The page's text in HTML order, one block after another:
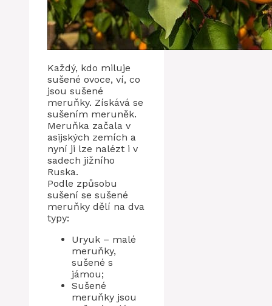
Každý, kdo miluje
sušené ovoce, ví, co
jsou sušené
meruňky. Získává se
sušením meruněk.
Meruňka začala v
asijských zemích a
nyní ji lze nalézt i v
sadech jižního
Ruska.
Podle způsobu
sušení se sušené
meruňky dělí na dva
typy:
Uryuk – malé
meruňky,
sušené s
jámou;
Sušené
meruňky jsou